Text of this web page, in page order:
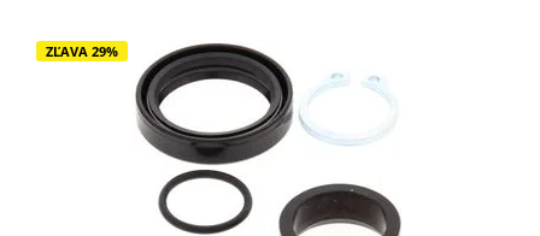
ZĽAVA 29%